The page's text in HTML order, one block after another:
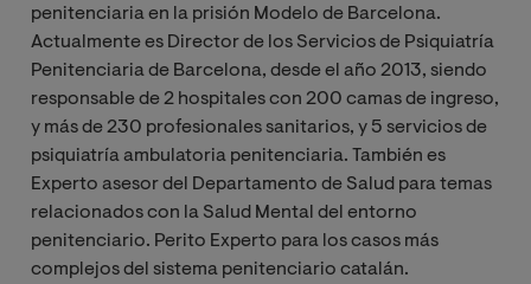
penitenciaria en la prisión Modelo de Barcelona.
Actualmente es Director de los Servicios de Psiquiatría
Penitenciaria de Barcelona, desde el año 2013, siendo
responsable de 2 hospitales con 200 camas de ingreso,
y más de 230 profesionales sanitarios, y 5 servicios de
psiquiatría ambulatoria penitenciaria. También es
Experto asesor del Departamento de Salud para temas
relacionados con la Salud Mental del entorno
penitenciario. Perito Experto para los casos más
complejos del sistema penitenciario catalán.